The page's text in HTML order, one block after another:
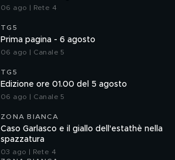
06 ago | Rete 4
TG5
Prima pagina - 6 agosto
06 ago | Canale 5
TG5
Edizione ore 01.00 del 5 agosto
06 ago | Canale 5
ZONA BIANCA
Caso Garlasco e il giallo dell'estathè nella
spazzatura
03 ago | Rete 4